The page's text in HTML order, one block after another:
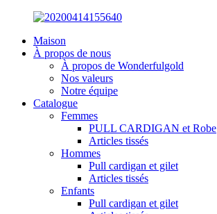
Maison
À propos de nous
À propos de Wonderfulgold
Nos valeurs
Notre équipe
Catalogue
Femmes
PULL CARDIGAN et Robe
Articles tissés
Hommes
Pull cardigan et gilet
Articles tissés
Enfants
Pull cardigan et gilet